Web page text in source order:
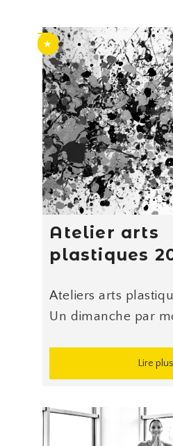
Atelier arts
plastiques
Ateliers arts
Un dimanche par
Lire plus
★
★